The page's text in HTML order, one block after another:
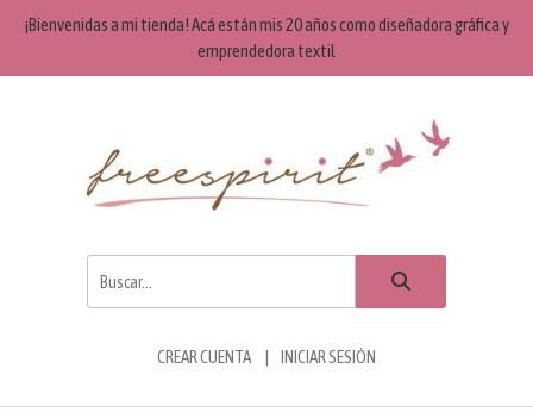
¡Bienvenidas a mi tienda! Acá están mis 20 años como diseñadora gráfica y
emprendedora textil
CREAR CUENTA INICIAR SESIÓN